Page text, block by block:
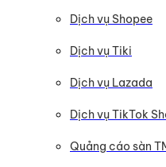
Dịch vụ Shopee
Dịch vụ Tiki
Dịch vụ Lazada
Dịch vụ TikTok
Quảng cáo sàn